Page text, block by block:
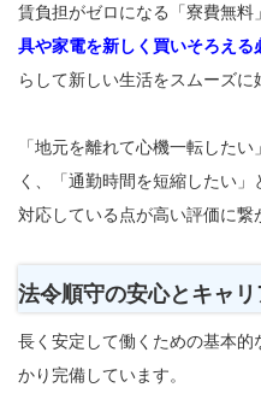
賃負担がゼロになる「寮費無料
具や家電を新しく買いそろえる
らして新しい生活をスムーズに
「地元を離れて心機一転した
く、「通勤時間を短縮したい
対応している点が高い評価に繋
法令順守の安心とキャ
長く安定して働くための基本
かり完備しています。